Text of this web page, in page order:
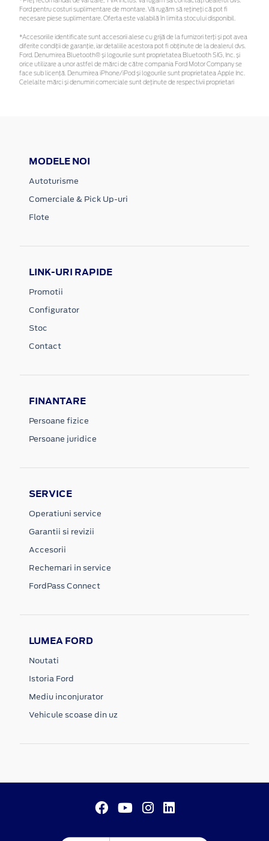
Ford pentru costuri suplimentare de montare. Vă rugăm să rețineți că pot fi
necesare piese suplimentare. Oferta este valabilă în limita stocului disponibil.
*Accesoriile identificate sunt accesorii alese cu grijă de la furnizori terți și pot avea
diferite condiții de garanție, iar detaliile acestora pot fi obținute de la dealerul dvs.
Ford. Denumirea Bluetooth® și logourile sunt proprietatea Bluetooth SIG, Inc. și
orice utilizare a unor astfel de mărci de către compania Ford Motor Company se
face sub licență. Denumirea iPhone/iPod și logourile sunt proprietatea Apple Inc.
Celelalte mărci și denumiri comerciale sunt deținute de respectivii proprietari
MODELE NOI
Autoturisme
Comerciale & Pick Up-uri
Flote
LINK-URI RAPIDE
Promotii
Configurator
Stoc
Contact
FINANTARE
Persoane fizice
Persoane juridice
SERVICE
Operatiuni service
Garantii si revizii
Accesorii
Rechemari in service
FordPass Connect
LUMEA FORD
Noutati
Istoria Ford
Mediu inconjurator
Vehicule scoase din uz